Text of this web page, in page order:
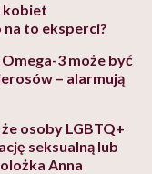
kobiet
na to eksperci?
3 może być
– alarmują
osoby LGBTQ+
seksualną lub
Anna